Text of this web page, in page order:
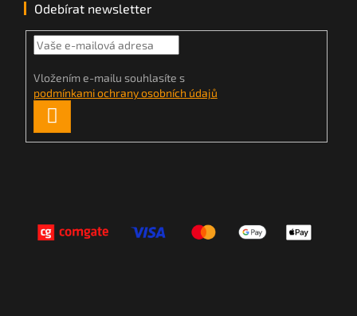
Odebírat newsletter
Vložením e-mailu souhlasíte s
podmínkami ochrany osobních údajů
SE